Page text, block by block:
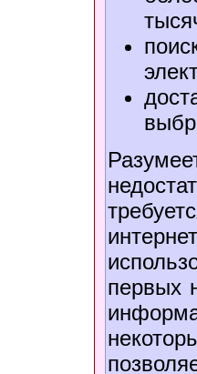
первых